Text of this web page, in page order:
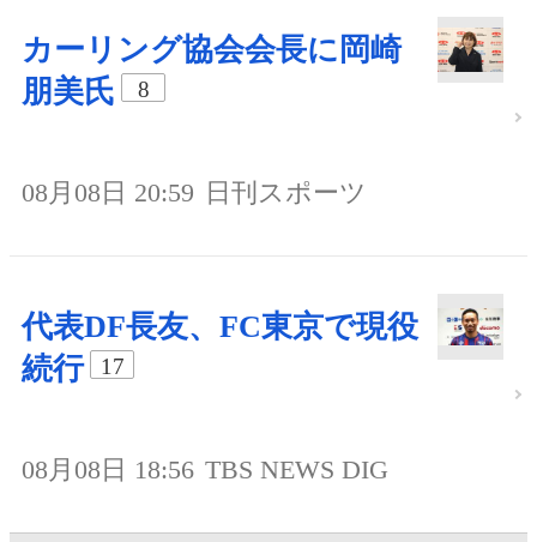
カーリング協会会長に岡崎
朋美氏
8
08月08日 20:59 日刊スポーツ
代表DF長友、FC東京で現役
続行
17
08月08日 18:56 TBS NEWS DIG